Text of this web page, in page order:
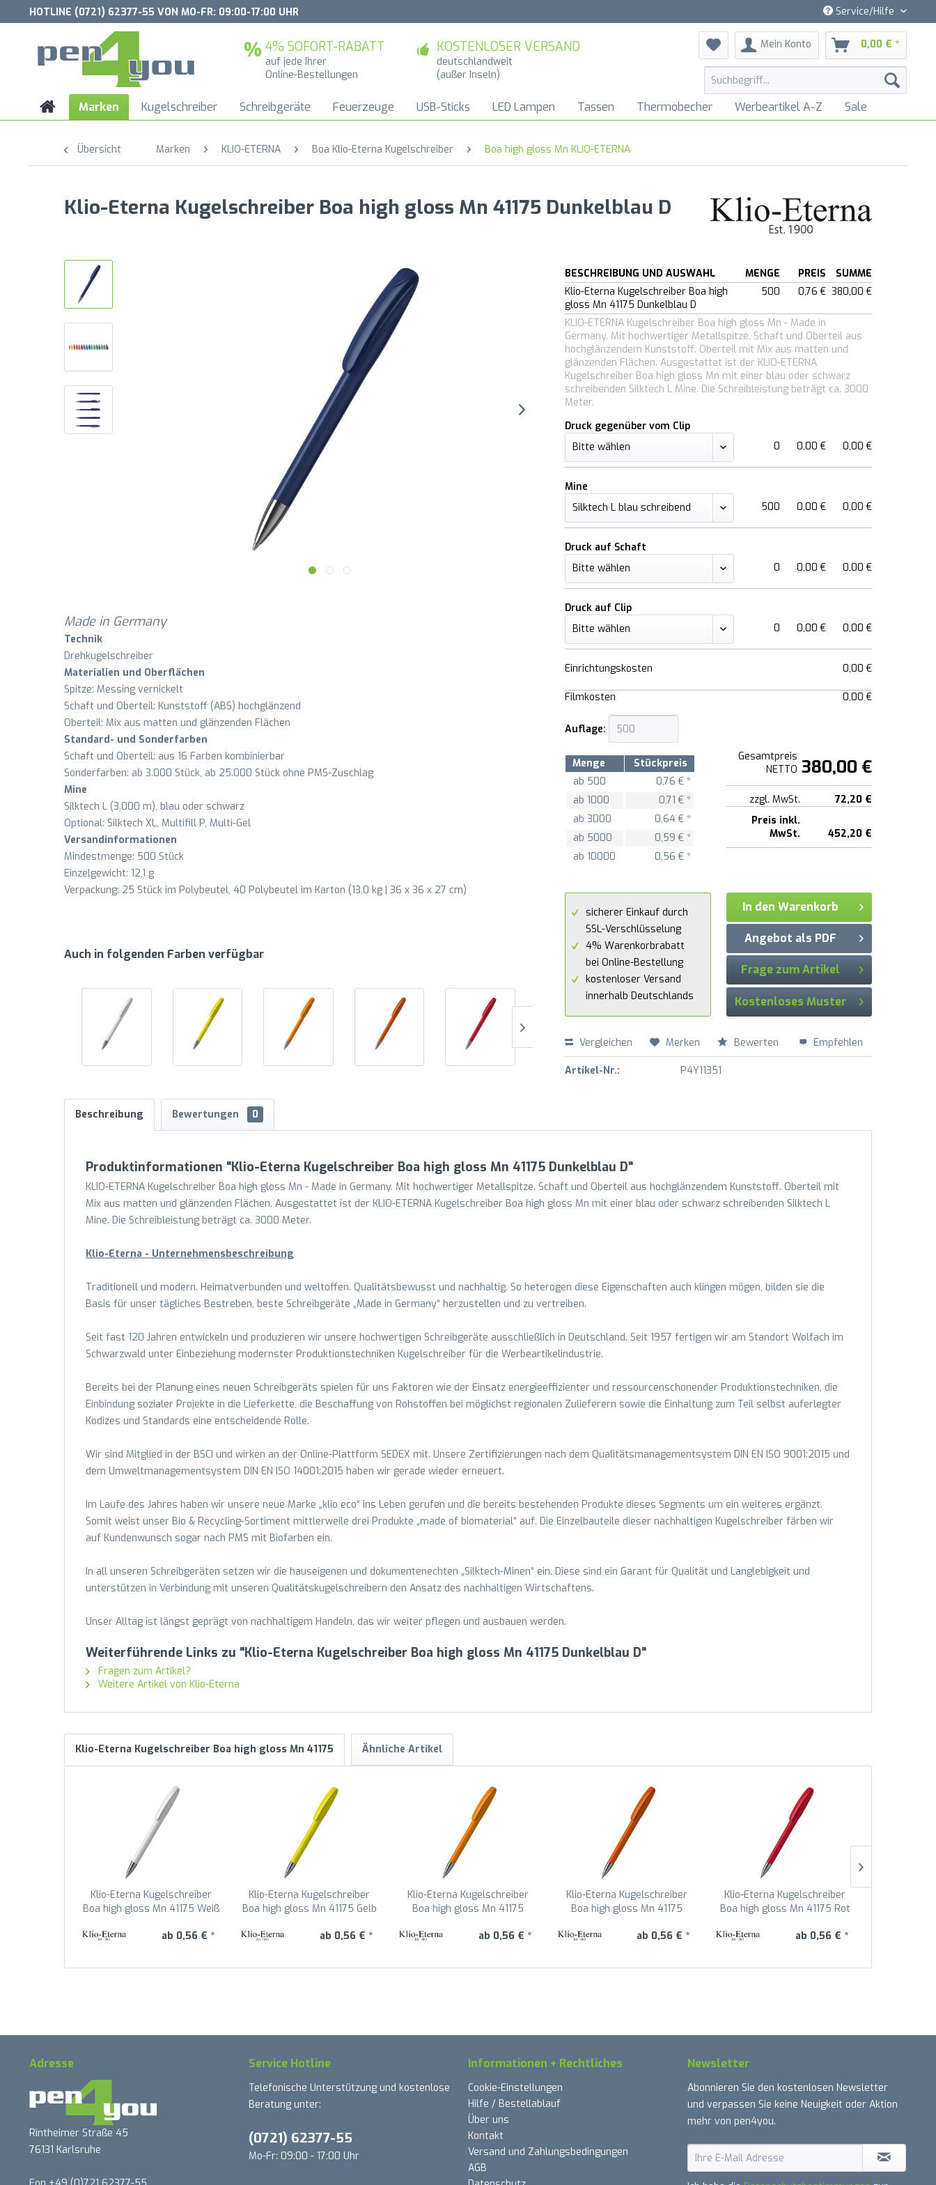
HOTLINE (0721) 62377-55 VON MO-FR: 09:00-17:00 UHR Service/Hilfe
4% SOFORT-RABATT
auf jede Ihrer
Online-Bestellungen
KOSTENLOSER VERSAND
deutschlandweit
(außer Inseln)
Mein Konto 0,00 € *
Marken Kugelschreiber Schreibgeräte Feuerzeuge USB-Sticks LED Lampen Tassen Thermobecher Werbeartikel A-Z Sale
Übersicht Marken KLIO-ETERNA Boa Klio-Eterna Kugelschreiber Boa high gloss Mn KLIO-ETERNA
Klio-Eterna Kugelschreiber Boa high gloss Mn 41175 Dunkelblau D
Made in Germany
Technik
Drehkugelschreiber
Materialien und Oberflächen
Spitze: Messing vernickelt
Schaft und Oberteil: Kunststoff (ABS) hochglänzend
Oberteil: Mix aus matten und glänzenden Flächen
Standard- und Sonderfarben
Schaft und Oberteil: aus 16 Farben kombinierbar
Sonderfarben: ab 3.000 Stück, ab 25.000 Stück ohne PMS-Zuschlag
Mine
Silktech L (3.000 m), blau oder schwarz
Optional: Silktech XL, Multifill P, Multi-Gel
Versandinformationen
Mindestmenge: 500 Stück
Einzelgewicht: 12,1 g
Verpackung: 25 Stück im Polybeutel, 40 Polybeutel im Karton (13,0 kg | 36 x 36 x 27 cm)
Auch in folgenden Farben verfügbar
BESCHREIBUNG UND AUSWAHL MENGE PREIS
SUMME
Klio-Eterna Kugelschreiber Boa high
gloss Mn 41175 Dunkelblau D
500 0,76 € 380,00 €
KLIO-ETERNA Kugelschreiber Boa high gloss Mn - Made in
Germany. Mit hochwertiger Metallspitze. Schaft und Oberteil aus
hochglänzendem Kunststoff. Oberteil mit Mix aus matten und
glänzenden Flächen. Ausgestattet ist der KLIO-ETERNA
Kugelschreiber Boa high gloss Mn mit einer blau oder schwarz
schreibenden Silktech L Mine. Die Schreibleistung beträgt ca. 3000
Meter.
Druck gegenüber vom Clip
0
0,00 € 0,00 €
Mine
500
0,00 € 0,00 €
Druck auf Schaft
0
0,00 € 0,00 €
Druck auf Clip
0
0,00 € 0,00 €
Einrichtungskosten 0,00 €
Filmkosten 0,00 €
Auflage:
Menge
Stückpreis
ab 500
0,76 € *
ab1000
0,71 € *
ab3000
0,64 € *
ab 5000
0,59 € *
ab10000 0,56 € *
Gesamtpreis
NETTO 380,00 €
zzgl. MwSt.
72,20 €
Preis inkl.
MwSt.
452,20 €
sicherer Einkauf durch
SSL-Verschlüsselung
4% Warenkorbrabatt
bei Online-Bestellung
kostenloser Versand
innerhalb Deutschlands
In den Warenkorb
Angebot als PDF
Frage zum Artikel
Kostenloses Muster
Vergleichen Merken Bewerten Empfehlen
Artikel-Nr.: P4Y11351
Beschreibung Bewertungen 0
Produktinformationen "Klio-Eterna Kugelschreiber Boa high gloss Mn 41175 Dunkelblau D"
KLIO-ETERNA Kugelschreiber Boa high gloss Mn - Made in Germany. Mit hochwertiger Metallspitze. Schaft und Oberteil aus hochglänzendem Kunststoff. Oberteil mit
Mix aus matten und glänzenden Flächen. Ausgestattet ist der KLIO-ETERNA Kugelschreiber Boa high gloss Mn mit einer blau oder schwarz schreibenden Silktech L
Mine. Die Schreibleistung beträgt ca. 3000 Meter.
Klio-Eterna - Unternehmensbeschreibung
Traditionell und modern. Heimatverbunden und weltoffen. Qualitätsbewusst und nachhaltig. So heterogen diese Eigenschaften auch klingen mögen, bilden sie die
Basis für unser tägliches Bestreben, beste Schreibgeräte „Made in Germany“ herzustellen und zu vertreiben.
Seit fast 120 Jahren entwickeln und produzieren wir unsere hochwertigen Schreibgeräte ausschließlich in Deutschland. Seit 1957 fertigen wir am Standort Wolfach im
Schwarzwald unter Einbeziehung modernster Produktionstechniken Kugelschreiber für die Werbeartikelindustrie.
Bereits bei der Planung eines neuen Schreibgeräts spielen für uns Faktoren wie der Einsatz energieeffizienter und ressourcenschonender Produktionstechniken, die
Einbindung sozialer Projekte in die Lieferkette, die Beschaffung von Rohstoffen bei möglichst regionalen Zulieferern sowie die Einhaltung zum Teil selbst auferlegter
Kodizes und Standards eine entscheidende Rolle.
Wir sind Mitglied in der BSCI und wirken an der Online-Plattform SEDEX mit. Unsere Zertifizierungen nach dem Qualitätsmanagementsystem DIN EN ISO 9001:2015 und
dem Umweltmanagementsystem DIN EN ISO 14001:2015 haben wir gerade wieder erneuert.
Im Laufe des Jahres haben wir unsere neue Marke „klio eco“ ins Leben gerufen und die bereits bestehenden Produkte dieses Segments um ein weiteres ergänzt.
Somit weist unser Bio & Recycling-Sortiment mittlerweile drei Produkte „made of biomaterial“ auf. Die Einzelbauteile dieser nachhaltigen Kugelschreiber färben wir
auf Kundenwunsch sogar nach PMS mit Biofarben ein.
In all unseren Schreibgeräten setzen wir die hauseigenen und dokumentenechten „Silktech-Minen“ ein. Diese sind ein Garant für Qualität und Langlebigkeit und
unterstützen in Verbindung mit unseren Qualitätskugelschreibern den Ansatz des nachhaltigen Wirtschaftens.
Unser Alltag ist längst geprägt von nachhaltigem Handeln, das wir weiter pflegen und ausbauen werden.
Weiterführende Links zu "Klio-Eterna Kugelschreiber Boa high gloss Mn 41175 Dunkelblau D"
Fragen zum Artikel?
Weitere Artikel von Klio-Eterna
Klio-Eterna Kugelschreiber Boa high gloss Mn 41175 Ähnliche Artikel
Klio-Eterna Kugelschreiber
Boa high gloss Mn 41175 Weiß
ab 0,56 € *
Klio-Eterna Kugelschreiber
Boa high gloss Mn 41175 Gelb
ab 0,56 € *
Klio-Eterna Kugelschreiber
Boa high gloss Mn 41175
ab 0,56 € *
Klio-Eterna Kugelschreiber
Boa high gloss Mn 41175
ab 0,56 € *
Klio-Eterna Kugelschreiber
Boa high gloss Mn 41175 Rot
ab 0,56 € *
Adresse
Rintheimer Straße 45
76131 Karlsruhe
Service Hotline
Telefonische Unterstützung und kostenlose
Beratung unter:
(0721) 62377-55
Mo-Fr: 09:00 - 17:00 Uhr
Informationen + Rechtliches
Cookie-Einstellungen
Hilfe / Bestellablauf
Über uns
Kontakt
Versand und Zahlungsbedingungen
AGB
Newsletter
Abonnieren Sie den kostenlosen Newsletter
und verpassen Sie keine Neuigkeit oder Aktion
mehr von pen4you.